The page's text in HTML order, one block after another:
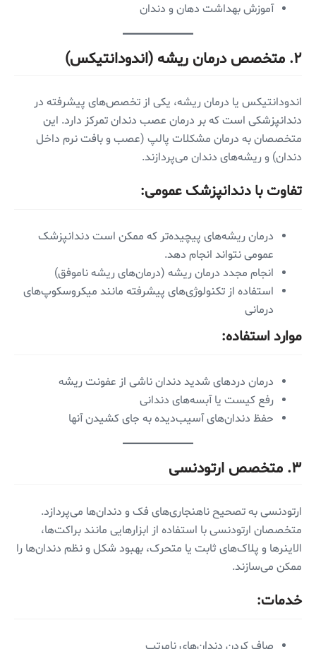
آموزش بهداشت دهان و دندان
۲. متخصص درمان ریشه (اندودانتیکس)
اندودانتیکس یا درمان ریشه، یکی از تخصص‌های پیشرفته در
دندانپزشکی است که بر درمان عصب دندان تمرکز دارد. این
متخصصان به درمان مشکلات پالپ (عصب و بافت نرم داخل
دندان) و ریشه‌های دندان می‌پردازند.
تفاوت با دندانپزشک عمومی:
درمان ریشه‌های پیچیده‌تر که ممکن است دندانپزشک
عمومی نتواند انجام دهد.
انجام مجدد درمان ریشه (درمان‌های ریشه ناموفق)
استفاده از تکنولوژی‌های پیشرفته مانند میکروسکوپ‌های
درمانی
موارد استفاده:
درمان دردهای شدید دندان ناشی از عفونت ریشه
رفع کیست یا آبسه‌های دندانی
حفظ دندان‌های آسیب‌دیده به جای کشیدن آنها
۳. متخصص ارتودنسی
ارتودنسی به تصحیح ناهنجاری‌های فک و دندان‌ها می‌پردازد.
متخصصان ارتودنسی با استفاده از ابزارهایی مانند براکت‌ها،
الاینرها و پلاک‌های ثابت یا متحرک، بهبود شکل و نظم دندان‌ها را
ممکن می‌سازند.
خدمات: